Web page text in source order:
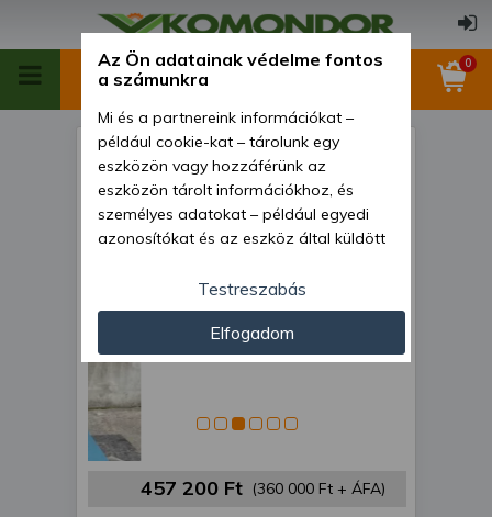
0
Dízelmotor Kubota Z482 -
9N1587
457 200 Ft (360 000 Ft + ÁFA)
Az Ön adatainak védelme fontos
a számunkra
Mi és a partnereink információkat –
például cookie-kat – tárolunk egy
eszközön vagy hozzáférünk az
eszközön tárolt információkhoz, és
személyes adatokat – például egyedi
azonosítókat és az eszköz által küldött
személyre szabott hirdetések és
tartalom nyújtásához, hirdetés- és
tartalomméréshez, nézettségi adatok
gyűjtéséhez, valamint termékek
javításához. Az Ön engedélyével mi és a
partnereink eszközleolvasásos
módszerrel szerzett pontos geolokációs
adatokat és azonosítási információkat
Testreszabás
Elfogadom